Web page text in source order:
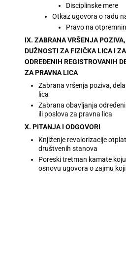
Disciplinske mere
Otkaz ugovora o radu
Pravo na
IX. ZABRANA VRŠENJA
DUŽNOSTI ZA FIZIČKA LICA I
ODREĐENIH REGISTROVANIH
ZA PRAVNA LICA
Zabrana vršenja poziva,
lica
Zabrana obavljanja
ili poslova za pravna lica
X. PITANJA I ODGOVORI
Knjiženje revalorizacije
društvenih stanova
Poreski tretman kamate
osnovu ugovora o zajmu